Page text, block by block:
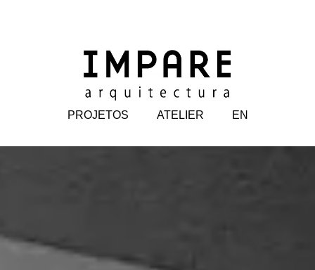
PROJETOS ATELIER EN